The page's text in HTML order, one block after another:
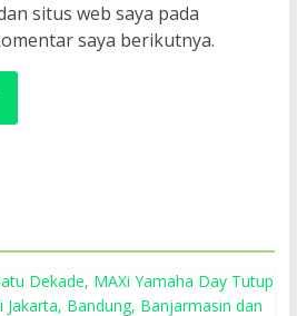
situs web saya pada
saya berikutnya.